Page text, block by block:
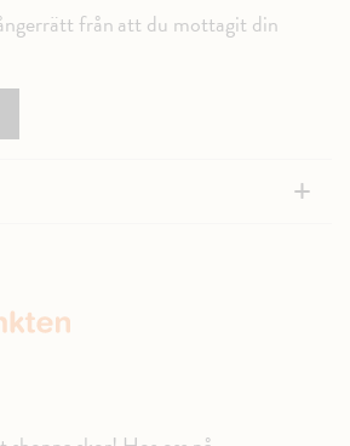
från att du mottagit din
+